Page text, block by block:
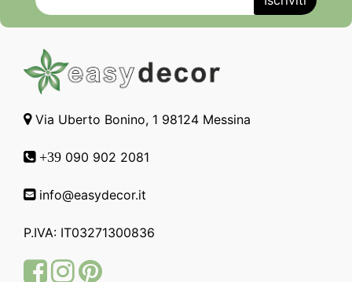
Via Uberto Bonino, 1 98124 Messina
+39 090 902 2081
info@easydecor.it
P.IVA: IT03271300836
FacebookInstagram
Pinterest